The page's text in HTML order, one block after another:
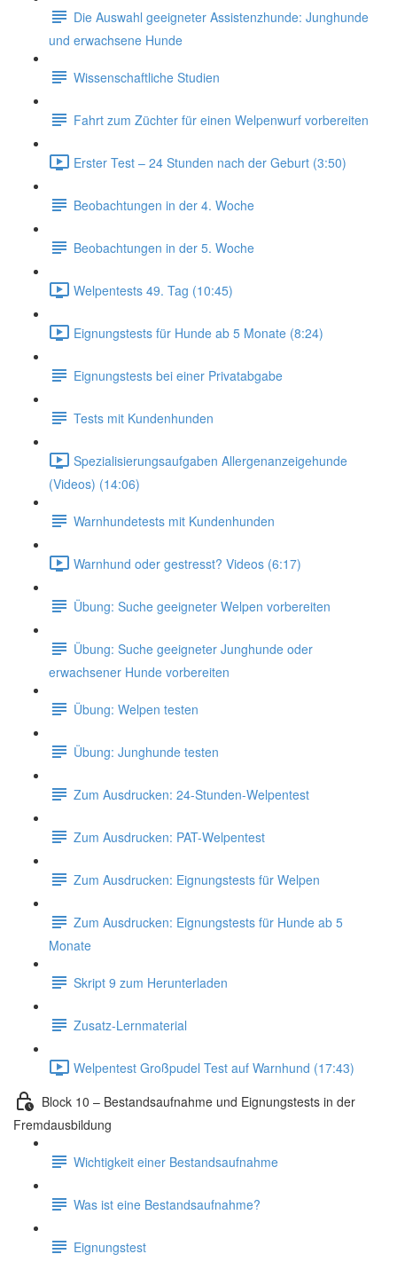
Die Auswahl geeigneter Assistenzhunde: Junghunde
und erwachsene Hunde
Wissenschaftliche Studien
Fahrt zum Züchter für einen Welpenwurf vorbereiten
Erster Test – 24 Stunden nach der Geburt (3:50)
Beobachtungen in der 4. Woche
Beobachtungen in der 5. Woche
Welpentests 49. Tag (10:45)
Eignungstests für Hunde ab 5 Monate (8:24)
Eignungstests bei einer Privatabgabe
Tests mit Kundenhunden
Spezialisierungsaufgaben Allergenanzeigehunde
(Videos) (14:06)
Warnhundetests mit Kundenhunden
Warnhund oder gestresst? Videos (6:17)
Übung: Suche geeigneter Welpen vorbereiten
Übung: Suche geeigneter Junghunde oder
erwachsener Hunde vorbereiten
Übung: Welpen testen
Übung: Junghunde testen
Zum Ausdrucken: 24-Stunden-Welpentest
Zum Ausdrucken: PAT-Welpentest
Zum Ausdrucken: Eignungstests für Welpen
Zum Ausdrucken: Eignungstests für Hunde ab 5
Monate
Skript 9 zum Herunterladen
Zusatz-Lernmaterial
Welpentest Großpudel Test auf Warnhund (17:43)
Block 10 – Bestandsaufnahme und Eignungstests in der
Fremdausbildung
Wichtigkeit einer Bestandsaufnahme
Was ist eine Bestandsaufnahme?
Eignungstest